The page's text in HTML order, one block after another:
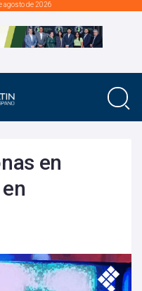
agosto de 2026
en